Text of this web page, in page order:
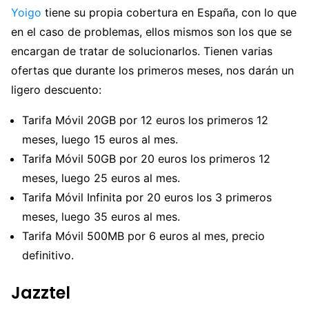
Yoigo tiene su propia cobertura en España, con lo que
en el caso de problemas, ellos mismos son los que se
encargan de tratar de solucionarlos. Tienen varias
ofertas que durante los primeros meses, nos darán un
ligero descuento:
Tarifa Móvil 20GB por 12 euros los primeros 12
meses, luego 15 euros al mes.
Tarifa Móvil 50GB por 20 euros los primeros 12
meses, luego 25 euros al mes.
Tarifa Móvil Infinita por 20 euros los 3 primeros
meses, luego 35 euros al mes.
Tarifa Móvil 500MB por 6 euros al mes, precio
definitivo.
Jazztel